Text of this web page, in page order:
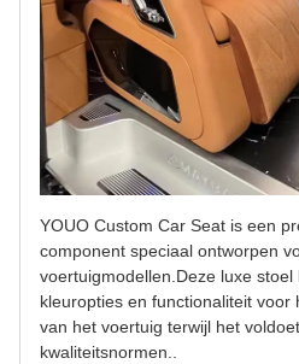
YOUO Custom Car Seat is een
component speciaal ontworpen
voertuigmodellen.Deze luxe
kleuropties en functionaliteit voor
van het voertuig terwijl het
kwaliteitsnormen..